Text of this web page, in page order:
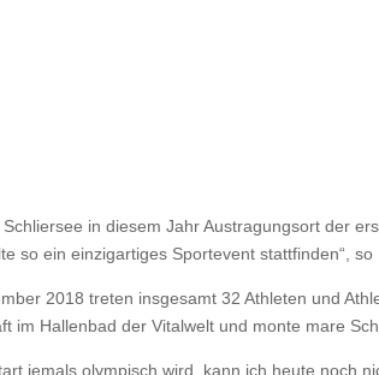
in diesem Jahr Austragungsort der
so ein einzigartiges Sportevent stattfinden“,
2018 treten insgesamt 32 Athleten und
im Hallenbad der Vitalwelt und monte mare
jemals olympisch wird, kann ich heute noch